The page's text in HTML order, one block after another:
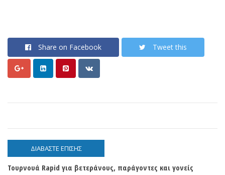
Share on Facebook Tweet this
ΔΙΑΒΑΣΤΕ ΕΠΙΣΗΣ
Τουρνουά Rapid για βετεράνους, παράγοντες και γονείς